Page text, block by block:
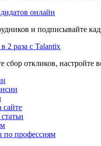
онлайн
и подписывайте
2 раза с Talantix
сбор откликов, настройте
сайте
по профессиям